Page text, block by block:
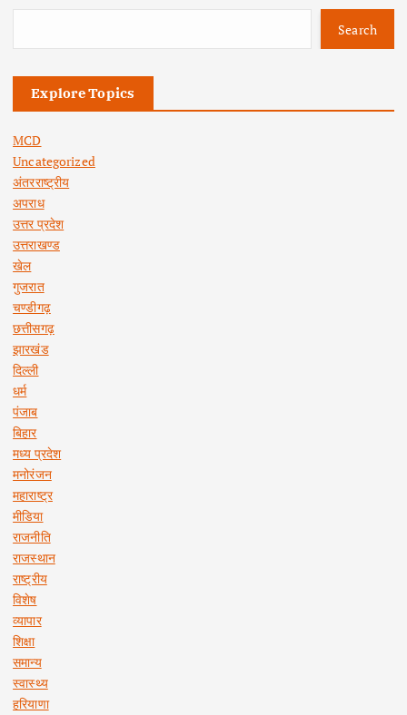
Search
Explore Topics
MCD
Uncategorized
अंतरराष्ट्रीय
अपराध
उत्तर प्रदेश
उत्तराखण्ड
खेल
गुजरात
चण्डीगढ़
छत्तीसगढ़
झारखंड
दिल्ली
धर्म
पंजाब
बिहार
मध्य प्रदेश
मनोरंजन
महाराष्ट्र
मीडिया
राजनीति
राजस्थान
राष्ट्रीय
विशेष
व्यापार
शिक्षा
समान्य
स्वास्थ्य
हरियाणा